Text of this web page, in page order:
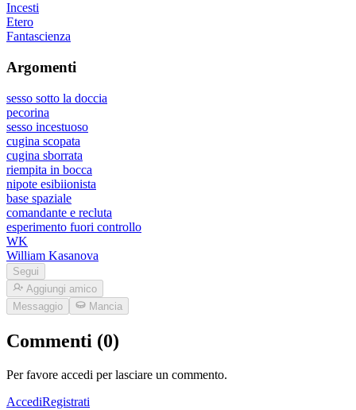
Incesti
Etero
Fantascienza
Argomenti
sesso sotto la doccia
pecorina
sesso incestuoso
cugina scopata
cugina sborrata
riempita in bocca
nipote esibiionista
base spaziale
comandante e recluta
esperimento fuori controllo
WK
William Kasanova
Segui
Aggiungi amico
Messaggio
Mancia
Commenti (0)
Per favore accedi per lasciare un commento.
AccediRegistrati